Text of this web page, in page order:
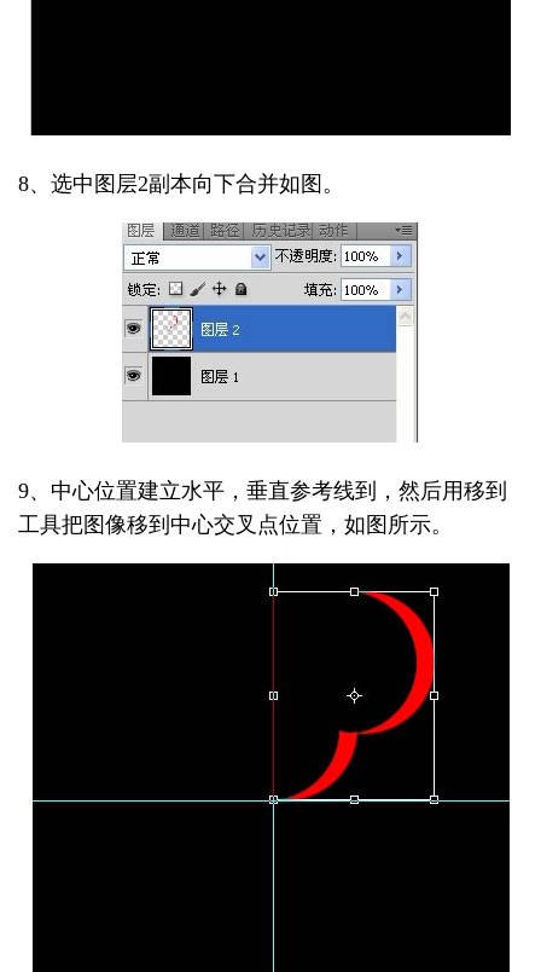
8、选中图层2副本向下合并如图。
9、中心位置建立水平，垂直参考线到，然后用移到
工具把图像移到中心交叉点位置，如图所示。